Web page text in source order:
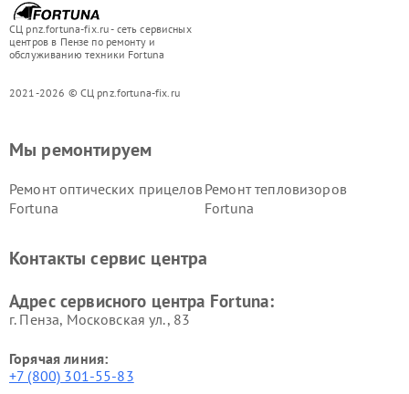
СЦ pnz.fortuna-fix.ru - сеть сервисных
центров в Пензе по ремонту и
обслуживанию техники Fortuna
2021-2026 © СЦ pnz.fortuna-fix.ru
Мы ремонтируем
Ремонт оптических прицелов
Fortuna
Ремонт тепловизоров
Fortuna
Контакты сервис центра
Адрес сервисного центра Fortuna:
г. Пенза, Московская ул., 83
Горячая линия:
+7 (800) 301-55-83